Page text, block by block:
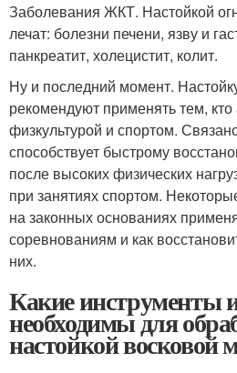
Заболевания ЖКТ. Настойкой
лечат: болезни печени, язву и
панкреатит, холецистит, колит.
Ну и последний момент.
рекомендуют применять тем, кто
физкультурой и спортом.
способствует быстрому
после высоких физических
при занятиях спортом.
на законных основаниях
соревнованиям и как
них.
Какие инструменты
необходимы для
настойкой восковой